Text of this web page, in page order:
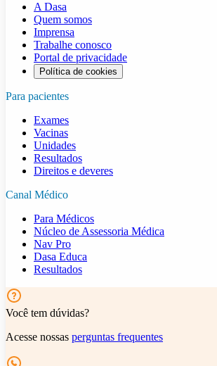
A Dasa
Quem somos
Imprensa
Trabalhe conosco
Portal de privacidade
Política de cookies
Para pacientes
Exames
Vacinas
Unidades
Resultados
Direitos e deveres
Canal Médico
Para Médicos
Núcleo de Assessoria Médica
Nav Pro
Dasa Educa
Resultados
Você tem dúvidas?
Acesse nossas perguntas frequentes